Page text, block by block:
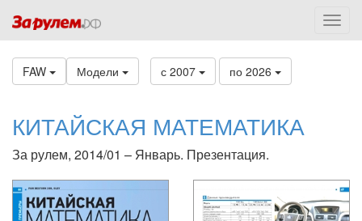
FAW Модели с 2007 по 2026
КИТАЙСКАЯ МАТЕМАТИКА
За рулем, 2014/01 – Январь. Презентация.